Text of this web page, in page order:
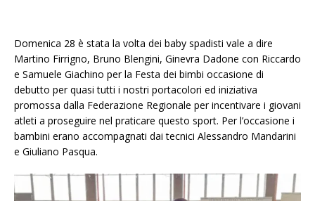
Domenica 28 è stata la volta dei baby spadisti vale a dire
Martino Firrigno, Bruno Blengini, Ginevra Dadone con Riccardo
e Samuele Giachino per la Festa dei bimbi occasione di
debutto per quasi tutti i nostri portacolori ed iniziativa
promossa dalla Federazione Regionale per incentivare i giovani
atleti a proseguire nel praticare questo sport. Per l’occasione i
bambini erano accompagnati dai tecnici Alessandro Mandarini
e Giuliano Pasqua.